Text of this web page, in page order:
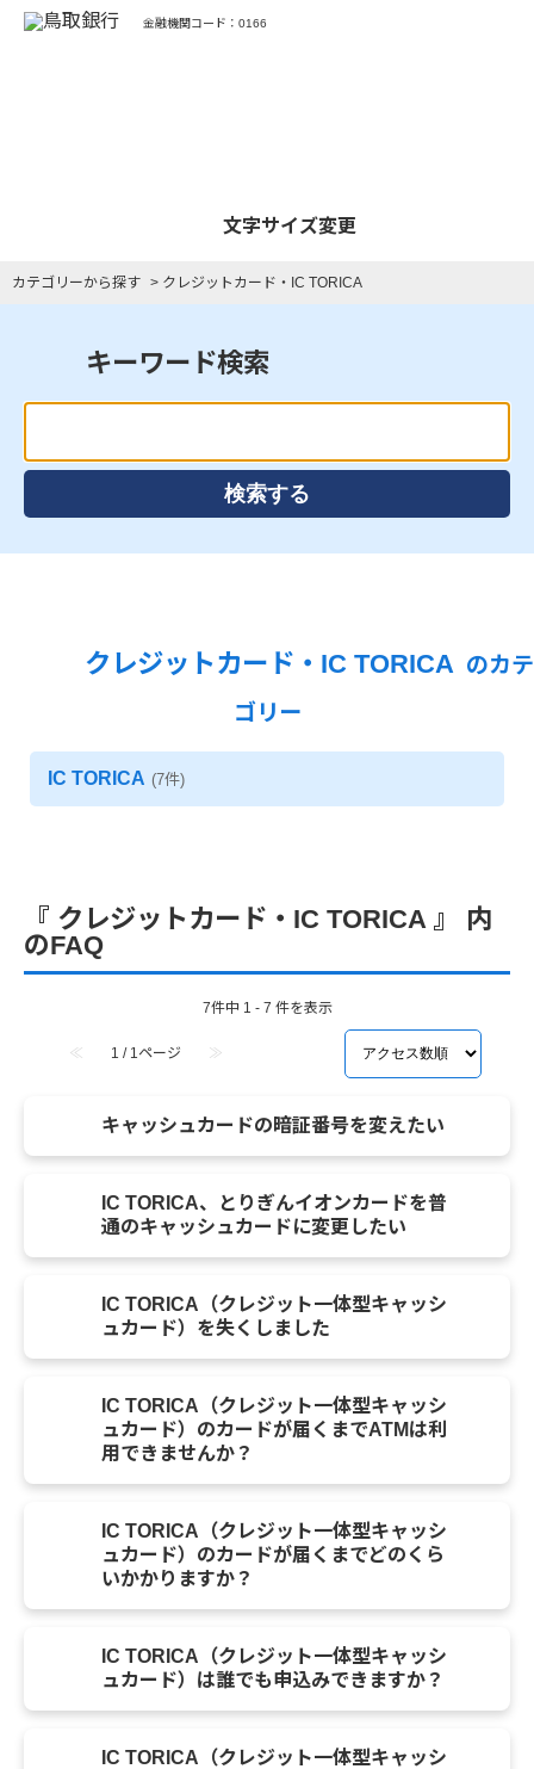
金融機関コード：0166
文字サイズ変更
カテゴリーから探す > クレジットカード・IC TORICA
キーワード検索
クレジットカード・IC TORICA
IC TORICA (7件)
『 クレジットカード・IC TORICA 』 内
のFAQ
7件中 1 - 7 件を表示
≪ 1 / 1ページ ≫
キャッシュカードの暗証番号を変えたい
IC TORICA、とりぎんイオンカードを普
通のキャッシュカードに変更したい
IC TORICA（クレジット一体型キャッシ
ュカード）を失くしました
IC TORICA（クレジット一体型キャッシ
ュカード）のカードが届くまでATMは利
用できませんか？
IC TORICA（クレジット一体型キャッシ
ュカード）のカードが届くまでどのくら
いかかりますか？
IC TORICA（クレジット一体型キャッシ
ュカード）は誰でも申込みできますか？
IC TORICA（クレジット一体型キャッシ